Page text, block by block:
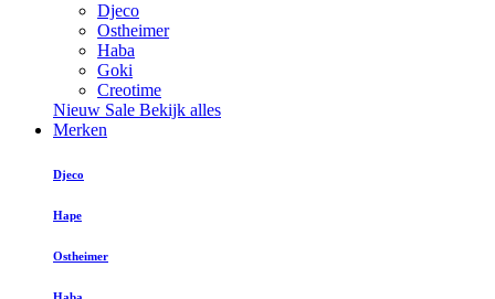
Djeco
Ostheimer
Haba
Goki
Creotime
Nieuw Sale Bekijk alles
Merken
Djeco
Hape
Ostheimer